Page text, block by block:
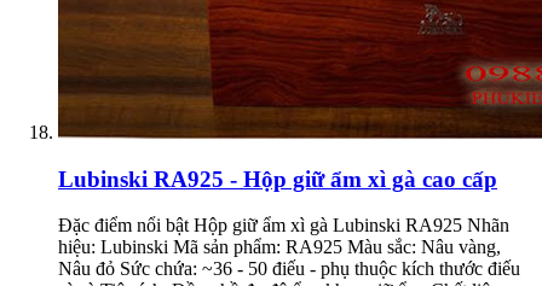
Lubinski RA925 - Hộp giữ ẩm xì gà cao cấp
Đặc điểm nổi bật Hộp giữ ẩm xì gà Lubinski RA925 Nhãn
hiệu: Lubinski Mã sản phẩm: RA925 Màu sắc: Nâu vàng,
Nâu đỏ Sức chứa: ~36 - 50 điếu - phụ thuộc kích thước điếu